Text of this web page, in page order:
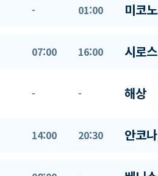
- 01:00 미코
07:00 16:00 시로
- - 해상
14:00 20:30 안코